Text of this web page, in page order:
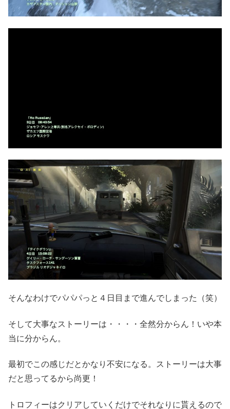
そんなわけでパパパっと４日目まで進んでしまった（笑）
そして大事なストーリーは・・・・全然分からん！いや本
当に分からん。
最初でこの感じだとかなり不安になる。ストーリーは大事
だと思ってるから尚更！
トロフィーはクリアしていくだけでそれなりに貰えるので